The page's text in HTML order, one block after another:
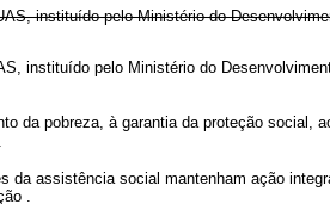
instituído pelo Ministério do
instituído pelo Ministério do
pobreza, à garantia da proteção social,
assistência social mantenham ação
.